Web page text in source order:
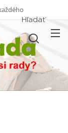
Hľadať